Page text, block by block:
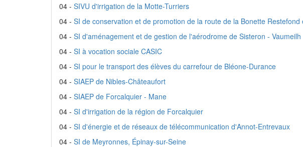
04 - SIVU d'irrigation de la Motte-Turriers
04 - SI de conservation et de promotion de la route de la Bonette
04 - SI d'aménagement et de gestion de l'aérodrome de Sisteron - Vaumeilh
04 - SI à vocation sociale CASIC
04 - SI pour le transport des élèves du carrefour de Bléone-Durance
04 - SIAEP de Nibles-Châteaufort
04 - SIAEP de Forcalquier - Mane
04 - SI d'irrigation de la région de Forcalquier
04 - SI d'énergie et de réseaux de télécommunication d'Annot-Entrevaux
04 - SI de Meyronnes, Épinay-sur-Seine